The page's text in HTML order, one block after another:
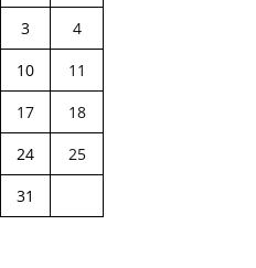
3
4
10
11
17
18
24
25
31